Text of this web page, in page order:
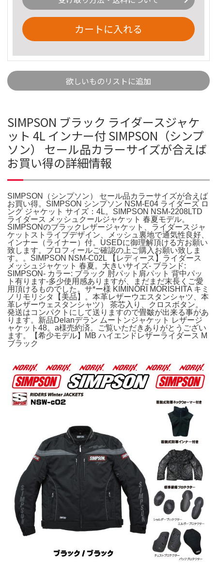
カートに入れる
欲しいものリストに追加
SIMPSON ブラック ライダースジャケ
ット 4L インナー付 SIMPSON（シンプ
ソン） セール品カラーサイズが合えば
お買い得の詳細情報
SIMPSON（シンプソン） セール品カラーサイズが合えば
お買い得。SIMPSON シンプソン NSM-E04 ライダーズ ロ
ング ジャケット サイズ：4L。SIMPSON NSM-2208LTD
ライダース メッシュクールジャケット 春夏モデル。
SIMPSONのブラックレザージャケット、ライダースジャ
ケットストライプデザイン、メッシュ裏地で通気性良好、
インナー（ライナー）付。USEDに御理解頂ける方お願い
致します。プロフィールご確認の上ご購入お願い致しま
す。。SIMPSON NSM-C02L 【レディース】ライダース
メッシュジャケット 春夏。大きいサイズ- ブランド:
SIMPSON- カラー: ブラック 肘パット肩パット 背中パッ
ト有ります-多少使用感ありますが、まだまだ末長くご愛
用頂けるものでした。サ*ー様 KIMINORI MORISHITA キミ
ノリモリシタ【美品】。本革レザーウエスタンシャツ、本
革レザーウェスタンシャツ） 茶芯入り、クロスボタン。
発送はコンパクトにして送りますので畳皺が出来る事があ
ります。新品Delanデラン ムートンジャケット レザージ
ャケット48。a様売約済。ご覧いただきありがとうござい
ます。【希少モデル】MB ハイエンドレザーライダース M
ブラック